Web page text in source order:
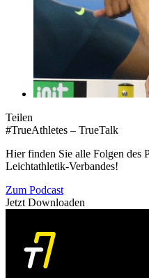
Teilen
#TrueAthletes – TrueTalk
Hier finden Sie alle Folgen des
Leichtathletik-Verbandes!
Zum Podcast
Jetzt Downloaden